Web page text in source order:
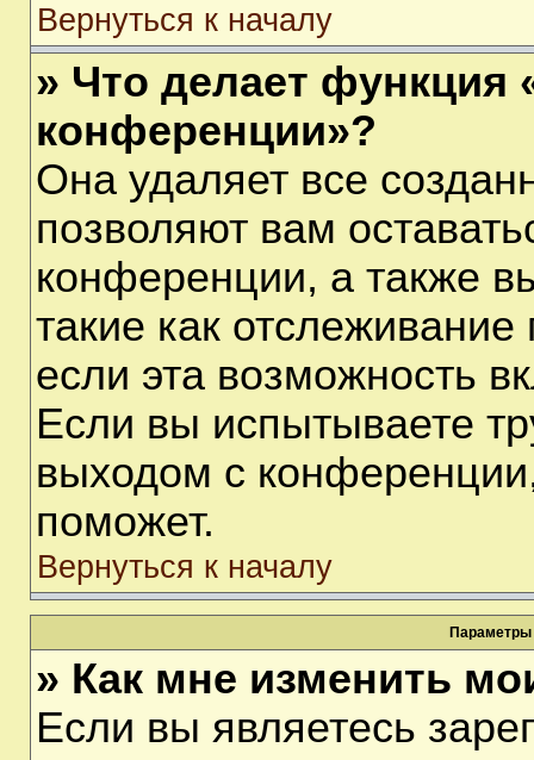
Вернуться к началу
» Что делает функция
конференции»?
Она удаляет все
позволяют вам
конференции, а также
такие как
если эта возможность
Если вы испытываете
выходом с
поможет.
Вернуться к началу
Параметры
» Как мне изменить
Если вы являетесь